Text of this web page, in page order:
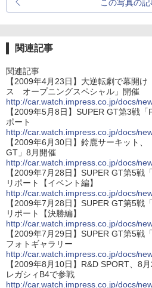
この写真の
関連記事
関連記事
【2009年4月23日】大逆転劇で幕開
ス オープニングスペシャル」開催
http://car.watch.impress.co.jp/docs/
【2009年5月8日】SUPER GT第3戦
ポート
http://car.watch.impress.co.jp/docs/
【2009年6月30日】鈴鹿サーキット
GT」8月開催
http://car.watch.impress.co.jp/docs/
【2009年7月28日】SUPER GT第5戦
リポート【イベント編】
http://car.watch.impress.co.jp/docs/
【2009年7月28日】SUPER GT第5戦
リポート【決勝編】
http://car.watch.impress.co.jp/docs/
【2009年7月29日】SUPER GT第5戦
フォトギャラリー
http://car.watch.impress.co.jp/docs/
【2009年8月10日】R&D SPORT、8
レガシィB4で参戦
http://car.watch.impress.co.jp/docs/